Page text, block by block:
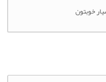
خوبتون